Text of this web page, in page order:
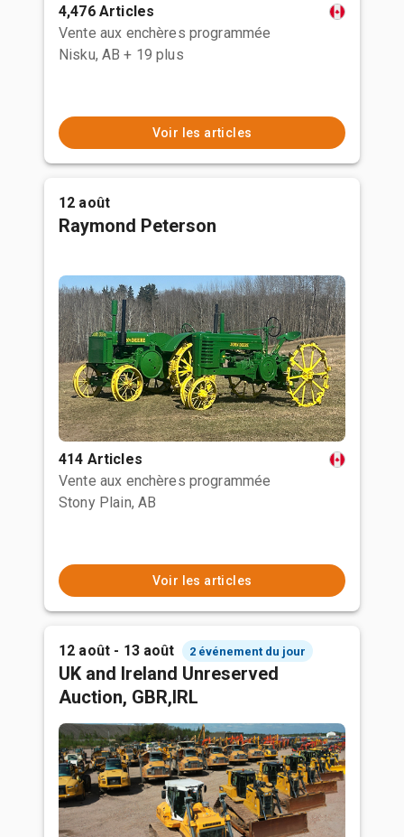
4,476 Articles
Vente aux enchères programmée
Nisku, AB + 19 plus
Voir les articles
12 août
Raymond Peterson
414 Articles
Vente aux enchères programmée
Stony Plain, AB
Voir les articles
12 août - 13 août 2 événement du jour
UK and Ireland Unreserved
Auction, GBR,IRL